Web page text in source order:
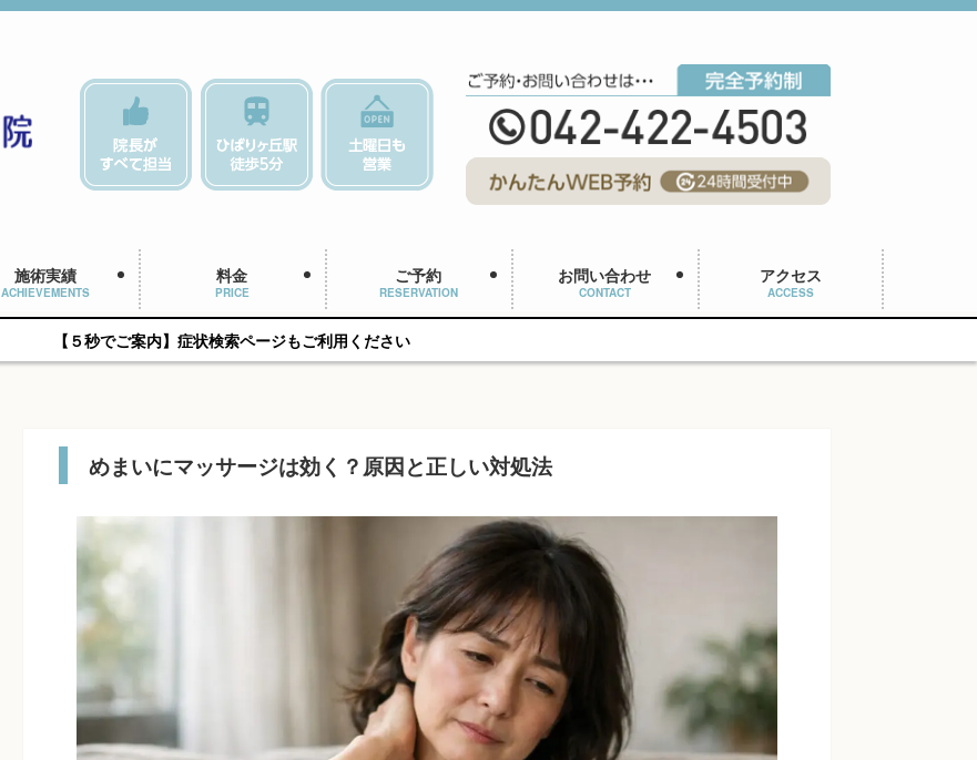
施術実績
ACHIEVEMENTS
料金
PRICE
ご予約
RESERVATION
お問い合わせ
CONTACT
アクセス
ACCESS
【５秒でご案内】症状検索ページもご利用ください
めまいにマッサージは効く？原因と正しい対処法